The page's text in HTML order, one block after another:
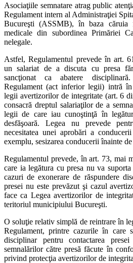
Asociaţiile semnatare atrag public
Regulament intern al Administraţiei
Bucureşti (ASSMB), în baza căruia
medicale din subordinea Primăriei
nelegale.
Astfel, Regulamentul prevede în art.
un salariat de a discuta cu presa
sancţionat ca abatere
Regulament (act inferior legii) intră
legii avertizorilor de integritate (art. 6
consacră dreptul salariaţilor de a
legii de care iau cunoştinţă în
desfăşoară. Legea nu prevede
necesitatea unei aprobări a
exemplu, sesizarea conducerii înainte de
Regulamentul prevede, în art. 73, mai
care ia legătura cu presa nu va
cazuri de exonerare de răspundere
presei nu este prevăzut şi cazul
face ca Legea avertizorilor de
teritoriul municipiului Bucureşti.
O soluţie relativ simplă de reintrare în
Regulament, printre cazurile în care
disciplinar pentru contactarea
semnalărilor către presă făcute în
privind protecţia avertizorilor de